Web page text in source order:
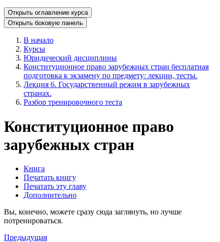
Открыть оглавление курса
Открыть боковую панель
В начало
Курсы
Юридический дисциплины
Конституционное право зарубежных стран бесплатная
подготовка к экзамену по предмету: лекции, тесты.
Лекция 6. Государственный режим в зарубежных
странах.
Разбор тренировочного теста
Конституционное право
зарубежных стран
Книга
Печатать книгу
Печатать эту главу
Дополнительно
Вы, конечно, можете сразу сюда заглянуть, но лучше
потренироваться.
Предыдущая